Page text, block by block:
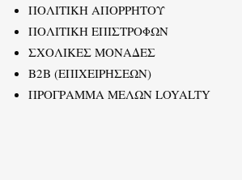
ΠΟΛΙΤΙΚΗ ΑΠΟΡΡΗΤΟΥ
ΠΟΛΙΤΙΚΗ ΕΠΙΣΤΡΟΦΩΝ
ΣΧΟΛΙΚΕΣ ΜΟΝΑΔΕΣ
B2B (ΕΠΙΧΕΙΡΗΣΕΩΝ)
ΠΡΟΓΡΑΜΜΑ ΜΕΛΩΝ LOYALTY